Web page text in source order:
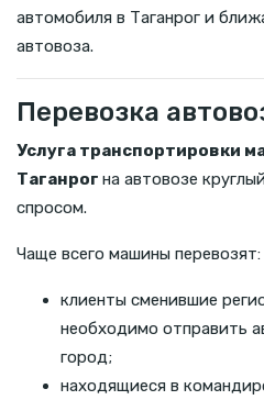
автомобиля в Таганрог и
автовоза.
Перевозка
Услуга транспортировки
Таганрог на автовозе
спросом.
Чаще всего машины перевозят:
клиенты сменившие
необходимо отправить
город;
находящиеся в